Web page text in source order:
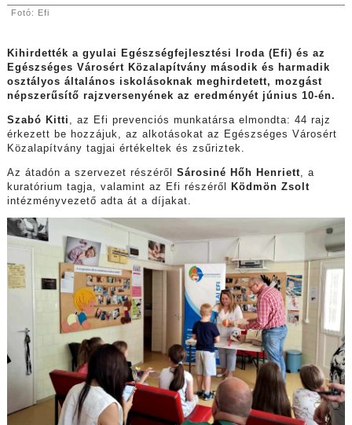
Fotó: Efi
Kihirdették a gyulai Egészségfejlesztési Iroda (Efi) és az
Egészséges Városért Közalapítvány második és harmadik
osztályos általános iskolásoknak meghirdetett, mozgást
népszerűsítő rajzversenyének az eredményét június 10-én.
Szabó Kitti , az Efi prevenciós munkatársa elmondta: 44 rajz
érkezett be hozzájuk, az alkotásokat az Egészséges Városért
Közalapítvány tagjai értékeltek és zsűriztek.
Az átadón a szervezet részéről Sárosiné Hőh Henriett , a
kuratórium tagja, valamint az Efi részéről
Ködmön Zsolt
intézményvezető adta át a díjakat.